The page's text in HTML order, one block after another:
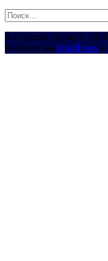
Найти:
Авторские права ©
Работает на WordPress и